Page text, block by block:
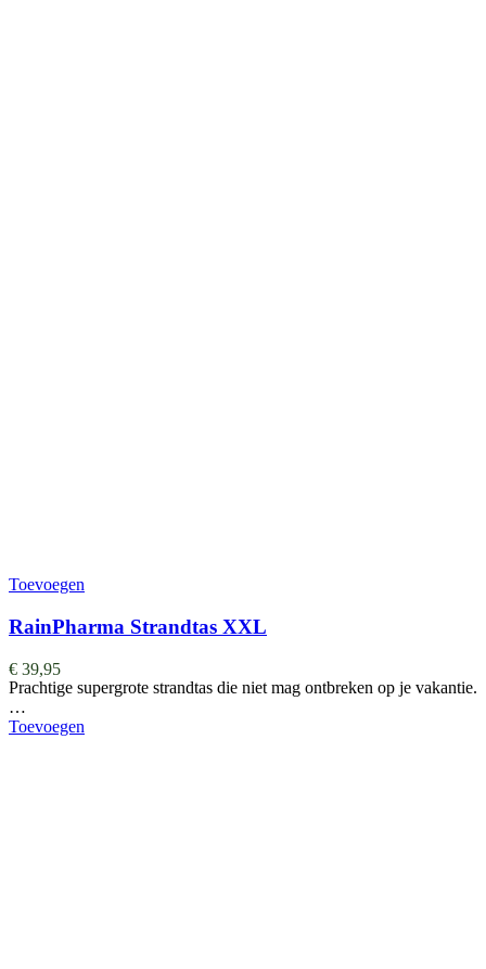
Toevoegen
RainPharma Strandtas XXL
€ 39,95
Prachtige supergrote strandtas die niet mag ontbreken op je vakantie.
…
Toevoegen